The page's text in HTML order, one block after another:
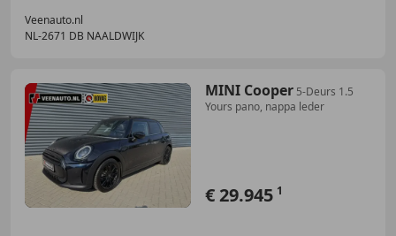
Veenauto.nl
NL-2671 DB NAALDWIJK
MINI Cooper 5-Deurs 1.5
Yours pano, nappa leder
€ 29.945 1